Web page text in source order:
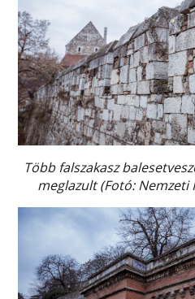
Több falszakasz
meglazult (Fotó: